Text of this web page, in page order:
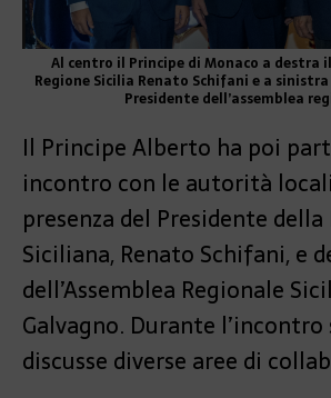
Al centro il Principe di Monaco a destra
Regione Sicilia Renato Schifani e a
Presidente dell’assemblea
Il Principe Alberto ha poi
incontro con le autorità
presenza del Presidente della
Siciliana, Renato Schifani, e
dell’Assemblea Regionale
Galvagno. Durante
discusse diverse aree di